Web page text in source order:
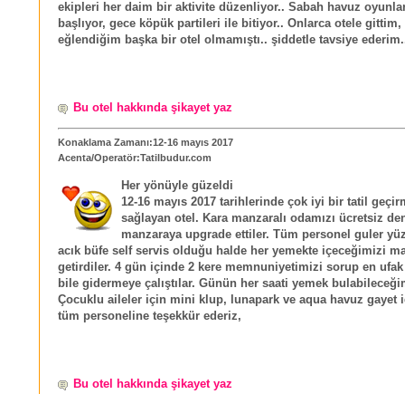
ekipleri her daim bir aktivite düzenliyor.. Sabah havuz
başlıyor, gece köpük partileri ile bitiyor.. Onlarca otele gittim,
eğlendiğim başka bir otel olmamıştı.. şiddetle tavsiye
Bu otel hakkında şikayet yaz
Konaklama Zamanı:12-16 mayıs 2017
Acenta/Operatör:Tatilbudur.com
Her yönüyle güzeldi
12-16 mayıs 2017 tarihlerinde çok iyi bir tatil
sağlayan otel. Kara manzaralı odamızı ücretsiz
manzaraya upgrade ettiler. Tüm personel guler
acık büfe self servis olduğu halde her yemekte içeceğimizi
getirdiler. 4 gün içinde 2 kere memnuniyetimizi sorup en ufak
bile gidermeye çalıştılar. Günün her saati yemek
Çocuklu aileler için mini klup, lunapark ve aqua havuz gayet
tüm personeline teşekkür ederiz,
Bu otel hakkında şikayet yaz